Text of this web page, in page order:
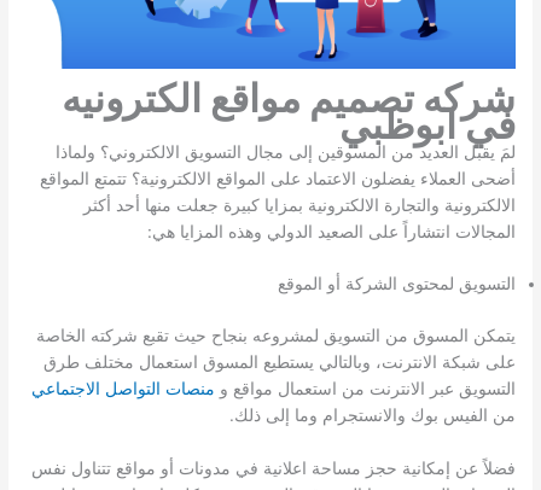
شركه تصميم مواقع الكترونيه
في ابوظبي
لمَ يقبل العديد من المسوقين إلى مجال التسويق الالكتروني؟ ولماذا
أضحى العملاء يفضلون الاعتماد على المواقع الالكترونية؟ تتمتع المواقع
الالكترونية والتجارة الالكترونية بمزايا كبيرة جعلت منها أحد أكثر
المجالات انتشاراً على الصعيد الدولي وهذه المزايا هي:
التسويق لمحتوى الشركة أو الموقع
يتمكن المسوق من التسويق لمشروعه بنجاح حيث تقبع شركته الخاصة
على شبكة الانترنت، وبالتالي يستطيع المسوق استعمال مختلف طرق
التسويق عبر الانترنت من استعمال مواقع و منصات التواصل الاجتماعي
من الفيس بوك والانستجرام وما إلى ذلك.
فضلاً عن إمكانية حجز مساحة اعلانية في مدونات أو مواقع تتناول نفس